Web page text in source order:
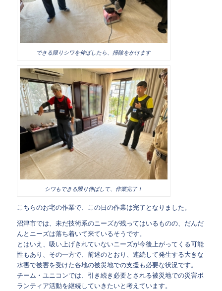
できる限りシワを伸ばしたら、掃除をかけます
シワもできる限り伸ばして、作業完了！
こちらのお宅の作業で、この日の作業は完了となりました。
沼津市では、未だ技術系のニーズが残ってはいるものの、だんだ
んとニーズは落ち着いて来ているそうです。
とはいえ、吸い上げきれていないニーズが今後上がってくる可能
性もあり、その一方で、前述のとおり、連続して発生する大きな
水害で被害を受けた各地の被災地での支援も必要な状況です。
チーム・ユニコンでは、引き続き必要とされる被災地での災害ボ
ランティア活動を継続していきたいと考えています。